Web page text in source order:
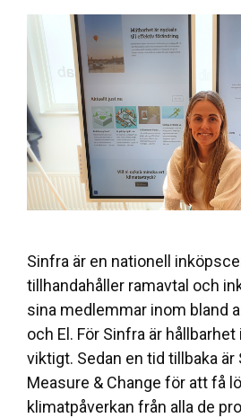
Sinfra är en nationell
tillhandahåller ramavtal och
sina medlemmar inom bland
och El. För Sinfra är
viktigt. Sedan en tid tillbaka är
Measure & Change för att få
klimatpåverkan från alla de